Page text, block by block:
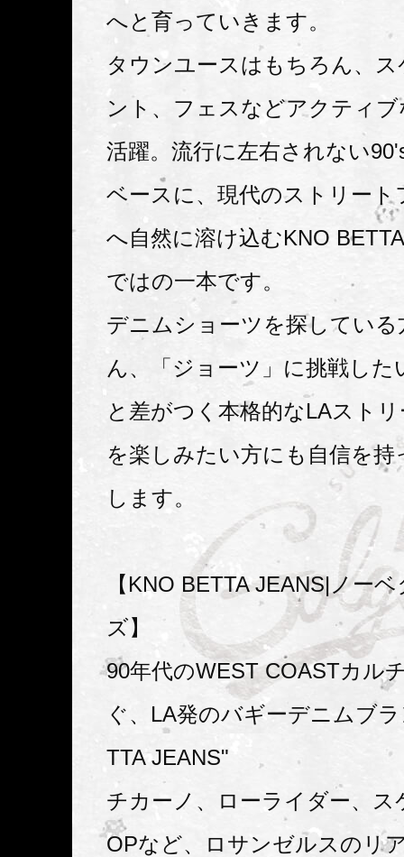
へと育っていきます。
タウンユースはもちろん、
ント、フェスなどアクティ
活躍。流行に左右されない
ベースに、現代のストリー
へ自然に溶け込むKNO
ではの一本です。
デニムショーツを探してい
ん、「ジョーツ」に挑戦した
と差がつく本格的なLAスト
を楽しみたい方にも自信を
します。
【KNO BETTA JEANS|ノー
ズ】
90年代のWEST COASTカル
ぐ、LA発のバギーデニムブ
TTA JEANS"
チカーノ、ローライダー、ス
OPなど、ロサンゼルスのリ